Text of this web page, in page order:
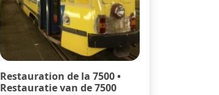
Restauration de la 7500 •
Restauratie van de 7500